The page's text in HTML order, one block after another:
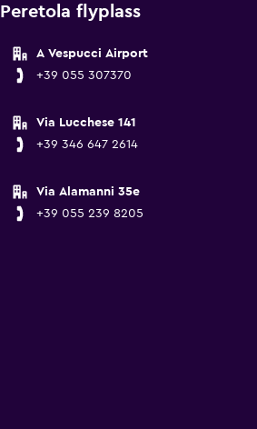
Peretola flyplass
A Vespucci Airport
+39 055 307370
Via Lucchese 141
+39 346 647 2614
Via Alamanni 35e
+39 055 239 8205